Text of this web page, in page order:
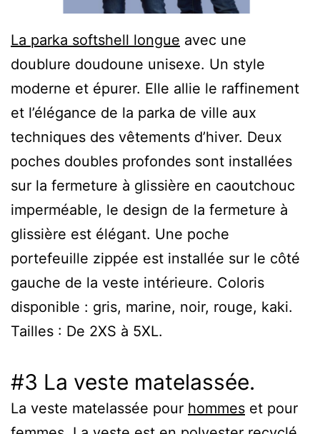
La parka softshell longue avec une
doublure doudoune unisexe. Un style
moderne et épurer. Elle allie le raffinement
et l’élégance de la parka de ville aux
techniques des vêtements d’hiver. Deux
poches doubles profondes sont installées
sur la fermeture à glissière en caoutchouc
imperméable, le design de la fermeture à
glissière est élégant. Une poche
portefeuille zippée est installée sur le côté
gauche de la veste intérieure. Coloris
disponible : gris, marine, noir, rouge, kaki.
Tailles : De 2XS à 5XL.
#3 La veste matelassée.
La veste matelassée pour hommes et pour